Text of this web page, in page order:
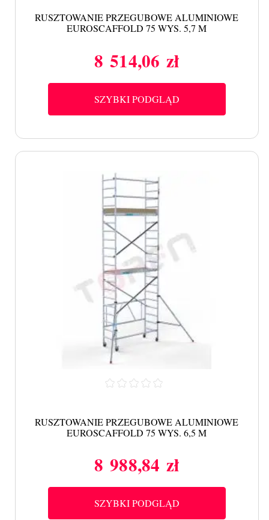
RUSZTOWANIE PRZEGUBOWE ALUMINIOWE
EUROSCAFFOLD 75 WYS. 5,7 M
Cena
8 514,06 zł
SZYBKI PODGLĄD
RUSZTOWANIE PRZEGUBOWE ALUMINIOWE
EUROSCAFFOLD 75 WYS. 6,5 M
Cena
8 988,84 zł
SZYBKI PODGLĄD